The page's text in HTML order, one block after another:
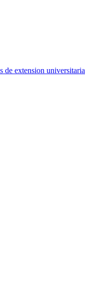
de extension universitaria